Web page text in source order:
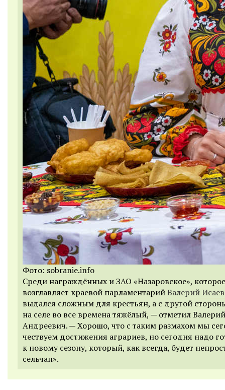
Фото: sobranie.info
Среди награждённых и ЗАО «Назаровское», которое
возглавляет краевой парламентарийВалерий Исаев
выдался сложным для крестьян, а с другой
на селе во все времена тяжёлый, — отметил Валерий
Андреевич. — Хорошо, что с таким размахом мы
чествуем достижения аграриев, но сегодня надо
к новому сезону, который, как всегда, будет
сельчан».